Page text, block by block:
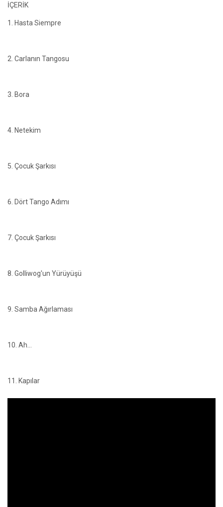
İÇERİK
1. Hasta Siempre
2. Carlanın Tangosu
3. Bora
4. Netekim
5. Çocuk Şarkısı
6. Dört Tango Adımı
7. Çocuk Şarkısı
8. Golliwog'un Yürüyüşü
9. Samba Ağırlaması
10. Ah...
11. Kapılar